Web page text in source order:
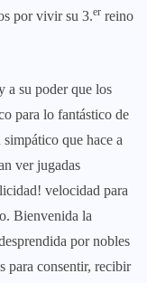
por vivir su 3.er reino
a su poder que los
para lo fantástico de
que hace a
ver jugadas
velocidad para
Bienvenida la
por nobles
para consentir, recibir